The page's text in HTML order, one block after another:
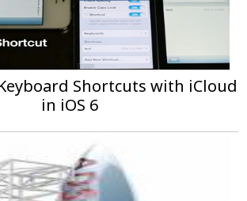
Shortcuts with iCloud
in iOS 6